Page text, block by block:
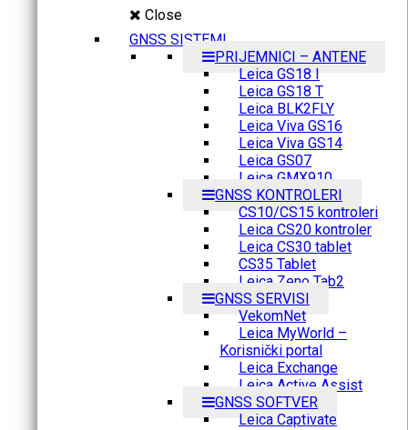
Close
GNSS SISTEMI
PRIJEMNICI – ANTENE
Leica GS18 I
Leica GS18 T
Leica BLK2FLY
Leica Viva GS16
Leica Viva GS14
Leica GS07
Leica GMX910
GNSS KONTROLERI
CS10/CS15 kontroleri
Leica CS20 kontroler
Leica CS30 tablet
CS35 Tablet
Leica Zeno Tab2
GNSS SERVISI
VekomNet
Leica MyWorld –
Korisnički portal
Leica Exchange
Leica Active Assist
GNSS SOFTVER
Leica Captivate